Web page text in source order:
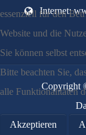
Internet:
Copyright
essenziell für den
Website und die
Sie können selbst
Bitte beachten Sie,
alle Funktionalitäten
Akzeptieren